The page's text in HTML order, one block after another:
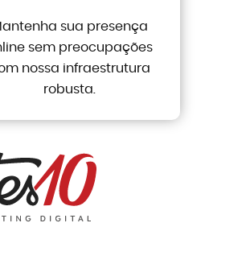
sua presença
sem preocupações
nossa infraestrutura
robusta.